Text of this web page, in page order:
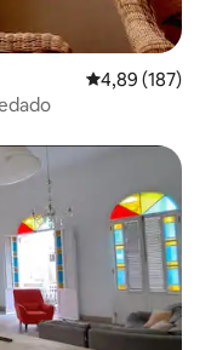
4,89 de uma
4,89 (187)